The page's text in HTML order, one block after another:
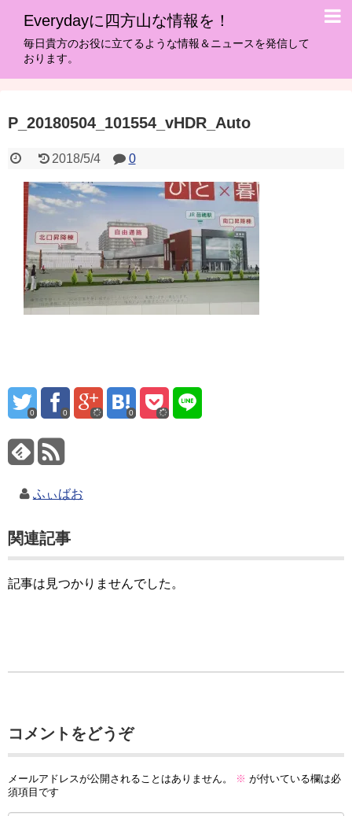
Everydayに四方山な情報を！
毎日貴方のお役に立てるような情報＆ニュースを発信して
おります。
P_20180504_101554_vHDR_Auto
2018/5/4 0
0 0 0
ふぃばお
関連記事
記事は見つかりませんでした。
コメントをどうぞ
メールアドレスが公開されることはありません。 ※ が付いている欄は必
須項目です